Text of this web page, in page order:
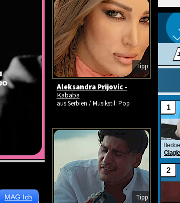
Tipp
Aleksandra Prijovic -
Kababa
aus Serbien / Musikstil: Pop
Tipp